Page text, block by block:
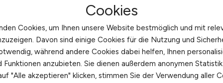
schalten
Menschen gewinnen, die
Cookies
Cookies, um Ihnen unsere Website bestmöglich und mit
Davon sind einige Cookies für die Nutzung und
während andere Cookies dabei helfen, Ihnen
Funktionen anzubieten. Sie dienen außerdem anonymen
"Alle akzeptieren" klicken, stimmen Sie der Verwendung aller